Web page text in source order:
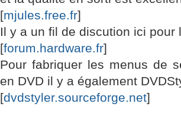
[mjules.free.fr]
Il y a un fil de discution ici pour
[forum.hardware.fr]
Pour fabriquer les menus de
en DVD il y a également
[dvdstyler.sourceforge.net]